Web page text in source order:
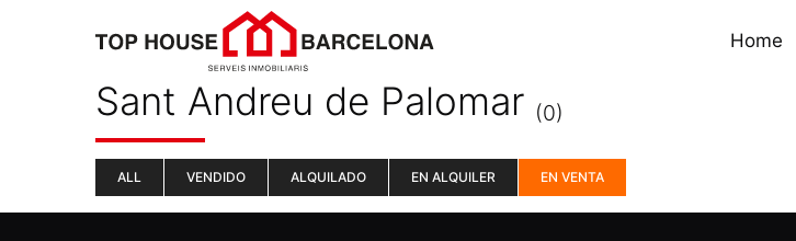
Home
Sant Andreu de Palomar (0)
ALL VENDIDO ALQUILADO EN ALQUILER EN VENTA